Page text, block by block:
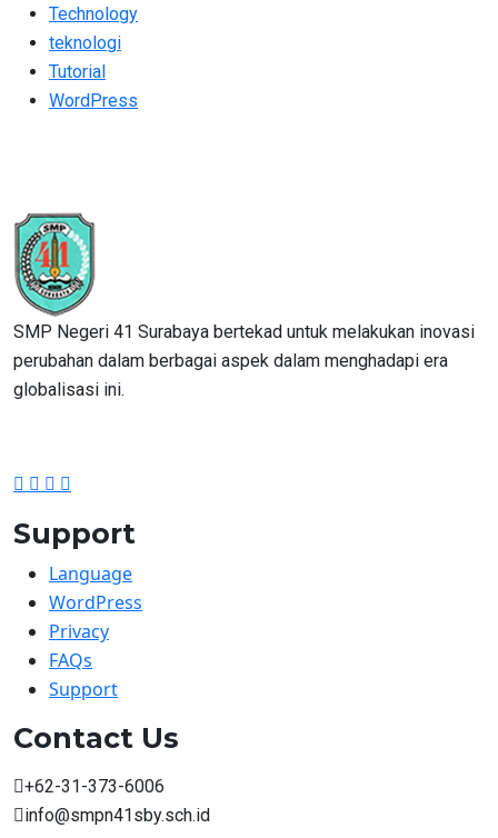
Technology
teknologi
Tutorial
WordPress
SMP Negeri 41 Surabaya bertekad untuk melakukan inovasi
perubahan dalam berbagai aspek dalam menghadapi era
globalisasi ini.
Support
Language
WordPress
Privacy
FAQs
Support
Contact Us
+62-31-373-6006
info@smpn41sby.sch.id